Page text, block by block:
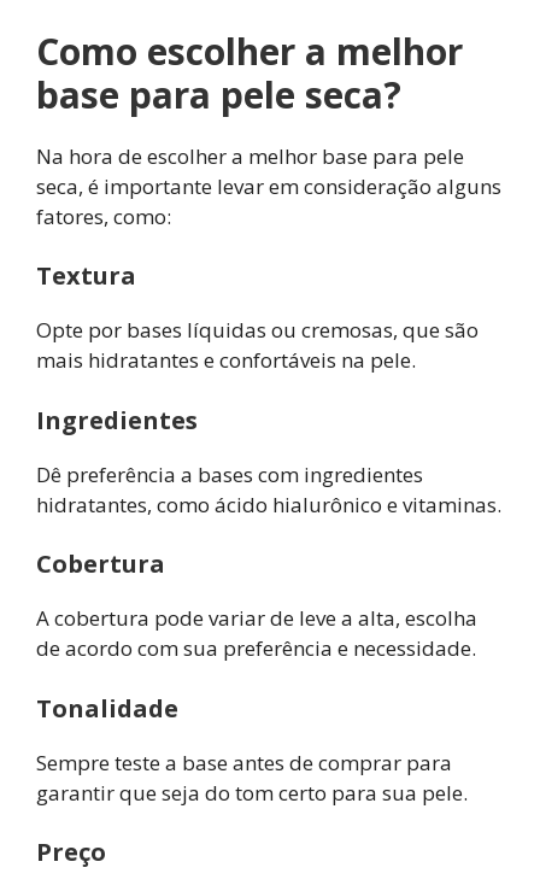
Como escolher a melhor
base para pele seca?
Na hora de escolher a melhor base para pele
seca, é importante levar em consideração alguns
fatores, como:
Textura
Opte por bases líquidas ou cremosas, que são
mais hidratantes e confortáveis na pele.
Ingredientes
Dê preferência a bases com ingredientes
hidratantes, como ácido hialurônico e vitaminas.
Cobertura
A cobertura pode variar de leve a alta, escolha
de acordo com sua preferência e necessidade.
Tonalidade
Sempre teste a base antes de comprar para
garantir que seja do tom certo para sua pele.
Preço